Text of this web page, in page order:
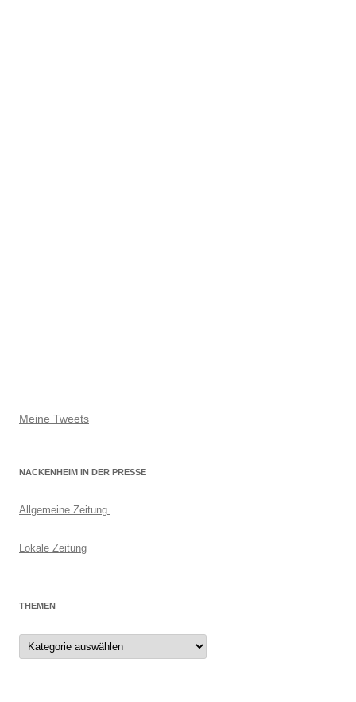
Meine Tweets
NACKENHEIM IN DER PRESSE
Allgemeine Zeitung
Lokale Zeitung
THEMEN
Themen